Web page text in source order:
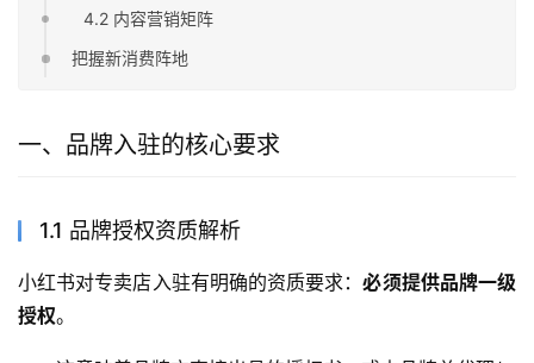
4.2 内容营销矩阵
把握新消费阵地
一、品牌入驻的核心要求
1.1 品牌授权资质解析
小红书对专卖店入驻有明确的资质要求：必须提供品牌一级
授权。